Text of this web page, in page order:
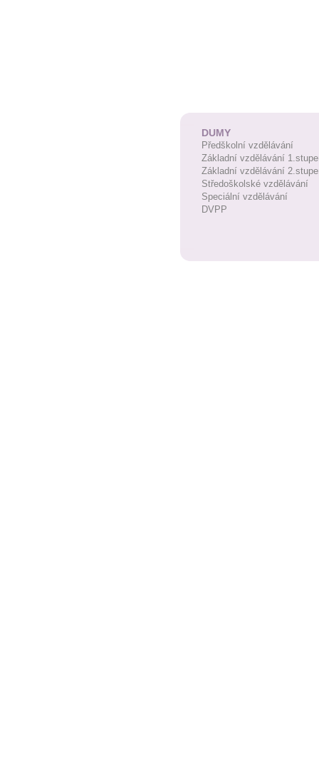
DUMY
Předškolní vzdělávání
Základní vzdělávání
Základní vzdělávání
Středoškolské vzdělávání
Speciální vzdělávání
DVPP